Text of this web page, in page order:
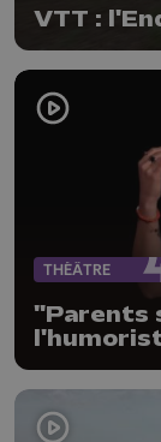
VTT :
THÉÂTRE
"Parents